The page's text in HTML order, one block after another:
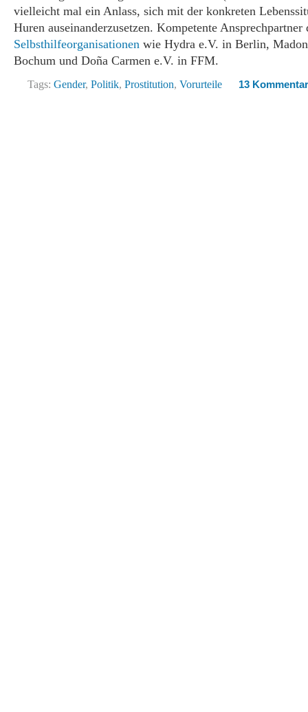
vielleicht mal ein Anlass, sich mit der konkreten
Huren auseinanderzusetzen. Kompetente Ansprechpartner
Selbsthilfeorganisationen wie Hydra e.V. in Berlin,
Bochum und Doña Carmen e.V. in FFM.
Tags: Gender, Politik, Prostitution, Vorurteile 13